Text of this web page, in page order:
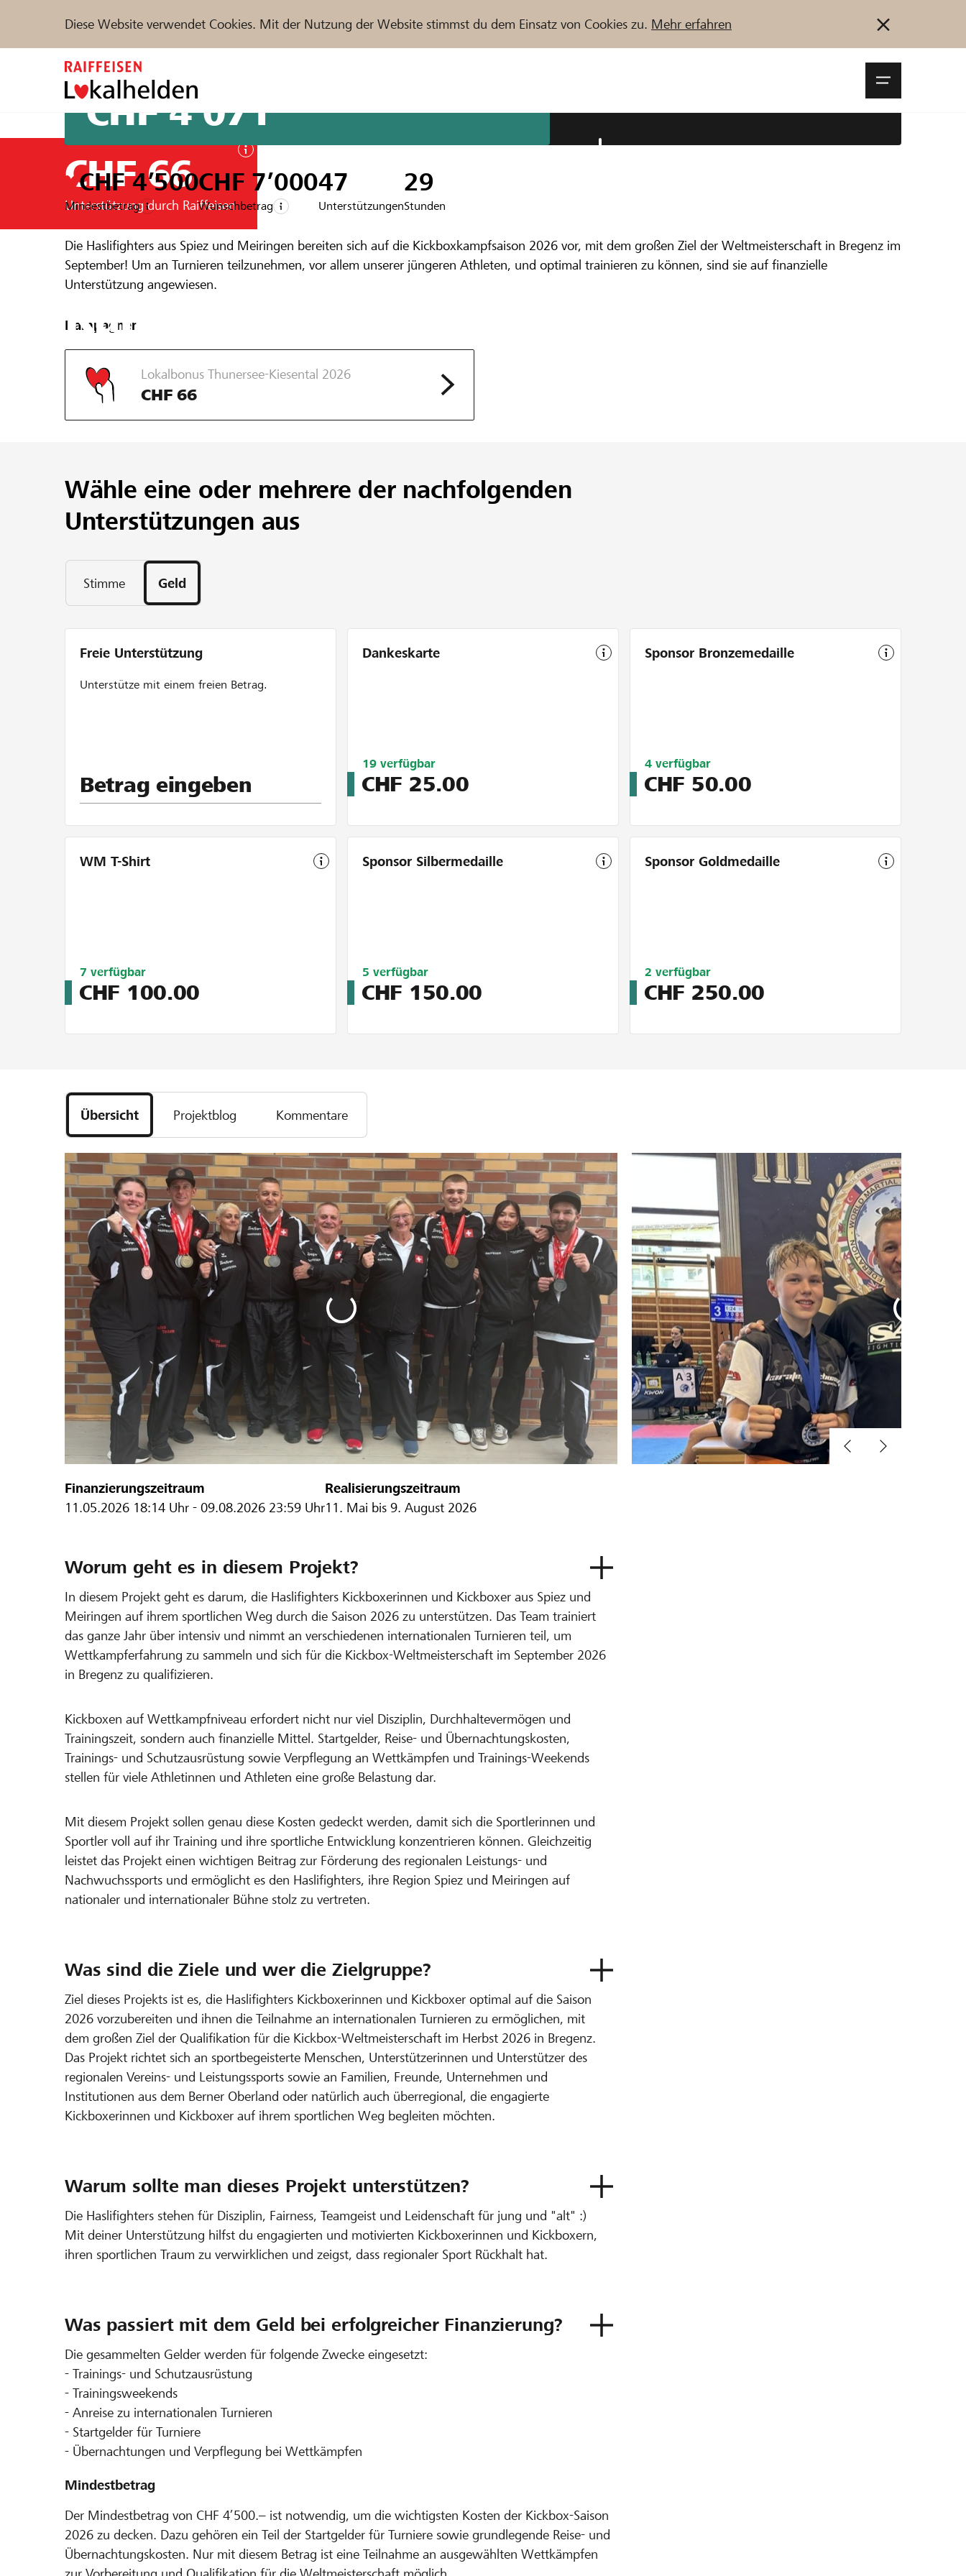
Diese Website verwendet Cookies. Mit der Nutzung der Website stimmst du dem Einsatz von Cookies zu. Mehr erfahren
Unterstützen Hilfe & Support Partner / Raiffeisenbank Anmelden Registrieren
Projekte und Organisationen finden
DE FR IT
CHF 66
Unterstützung durch Raiffeisen
Haslifighters unterstützen für die
Kampfsaison 2026!
Ein Projekt aus der Region der Raiffeisenbank Jungfrau
Die Haslifighters aus Spiez und Meiringen bereiten sich auf die Kickboxkampfsaison 2026 vor, mit dem großen Ziel der Weltmeisterschaft in Bregenz im
September! Um an Turnieren teilzunehmen, vor allem unserer jüngeren Athleten, und optimal trainieren zu können, sind sie auf finanzielle
Unterstützung angewiesen.
CHF 4’071
CHF 4’500
Mindestbetrag
CHF 7’000
Wunschbetrag
47
Unterstützungen
29
Stunden
Kampagnen
Lokalbonus Thunersee-Kiesental 2026
CHF 66
Wähle eine oder mehrere der nachfolgenden
Unterstützungen aus
Stimme Geld
Freie Unterstützung
Unterstütze mit einem freien Betrag.
Betrag eingeben
Dankeskarte
Limitiert
auf
20
19 verfügbar
CHF 25.00
Sponsor Bronzemedaille
Limitiert
auf
5
4 verfügbar
CHF 50.00
WM T-Shirt
Limitiert
auf
10
7 verfügbar
CHF 100.00
Sponsor Silbermedaille
Limitiert
auf
5
5 verfügbar
CHF 150.00
Sponsor Goldmedaille
Limitiert
auf
5
2 verfügbar
CHF 250.00
Übersicht Projektblog Kommentare
Finanzierungszeitraum
11.05.2026 18:14 Uhr - 09.08.2026 23:59 Uhr
Realisierungszeitraum
11. Mai bis 9. August 2026
Worum geht es in diesem Projekt?
In diesem Projekt geht es darum, die Haslifighters Kickboxerinnen und Kickboxer aus Spiez und
Meiringen auf ihrem sportlichen Weg durch die Saison 2026 zu unterstützen. Das Team trainiert
das ganze Jahr über intensiv und nimmt an verschiedenen internationalen Turnieren teil, um
Wettkampferfahrung zu sammeln und sich für die Kickbox-Weltmeisterschaft im September 2026
in Bregenz zu qualifizieren.
Kickboxen auf Wettkampfniveau erfordert nicht nur viel Disziplin, Durchhaltevermögen und
Trainingszeit, sondern auch finanzielle Mittel. Startgelder, Reise- und Übernachtungskosten,
Trainings- und Schutzausrüstung sowie Verpflegung an Wettkämpfen und Trainings-Weekends
stellen für viele Athletinnen und Athleten eine große Belastung dar.
Mit diesem Projekt sollen genau diese Kosten gedeckt werden, damit sich die Sportlerinnen und
Sportler voll auf ihr Training und ihre sportliche Entwicklung konzentrieren können. Gleichzeitig
leistet das Projekt einen wichtigen Beitrag zur Förderung des regionalen Leistungs- und
Nachwuchssports und ermöglicht es den Haslifighters, ihre Region Spiez und Meiringen auf
nationaler und internationaler Bühne stolz zu vertreten.
Was sind die Ziele und wer die Zielgruppe?
Ziel dieses Projekts ist es, die Haslifighters Kickboxerinnen und Kickboxer optimal auf die Saison
2026 vorzubereiten und ihnen die Teilnahme an internationalen Turnieren zu ermöglichen, mit
dem großen Ziel der Qualifikation für die Kickbox-Weltmeisterschaft im Herbst 2026 in Bregenz.
Das Projekt richtet sich an sportbegeisterte Menschen, Unterstützerinnen und Unterstützer des
regionalen Vereins- und Leistungssports sowie an Familien, Freunde, Unternehmen und
Institutionen aus dem Berner Oberland oder natürlich auch überregional, die engagierte
Kickboxerinnen und Kickboxer auf ihrem sportlichen Weg begleiten möchten.
Warum sollte man dieses Projekt unterstützen?
Die Haslifighters stehen für Disziplin, Fairness, Teamgeist und Leidenschaft für jung und "alt" :)
Mit deiner Unterstützung hilfst du engagierten und motivierten Kickboxerinnen und Kickboxern,
ihren sportlichen Traum zu verwirklichen und zeigst, dass regionaler Sport Rückhalt hat.
Was passiert mit dem Geld bei erfolgreicher Finanzierung?
Die gesammelten Gelder werden für folgende Zwecke eingesetzt:
- Trainings- und Schutzausrüstung
- Trainingsweekends
- Anreise zu internationalen Turnieren
- Startgelder für Turniere
- Übernachtungen und Verpflegung bei Wettkämpfen
Mindestbetrag
Der Mindestbetrag von CHF 4’500.– ist notwendig, um die wichtigsten Kosten der Kickbox-Saison
2026 zu decken. Dazu gehören ein Teil der Startgelder für Turniere sowie grundlegende Reise- und
Übernachtungskosten. Nur mit diesem Betrag ist eine Teilnahme an ausgewählten Wettkämpfen